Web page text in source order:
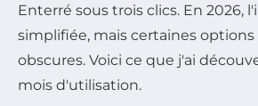
Enterré sous trois clics. En 2026,
simplifiée, mais certaines
obscures. Voici ce que j'ai
mois d'utilisation.